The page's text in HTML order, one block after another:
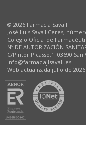
© 2026 Farmacia Savall
José Luis Savall Ceres,
Colegio Oficial de
Nº DE AUTORIZACIÓN
C/Pintor Picasso,1. 03690
info@farmaciajlsavall.es
Web actualizada julio de 2026